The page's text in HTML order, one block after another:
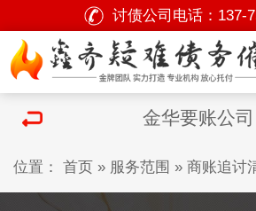
讨债公司电话： 137-
金华要账公司
位置： 首页» 服务范围 » 商账追讨